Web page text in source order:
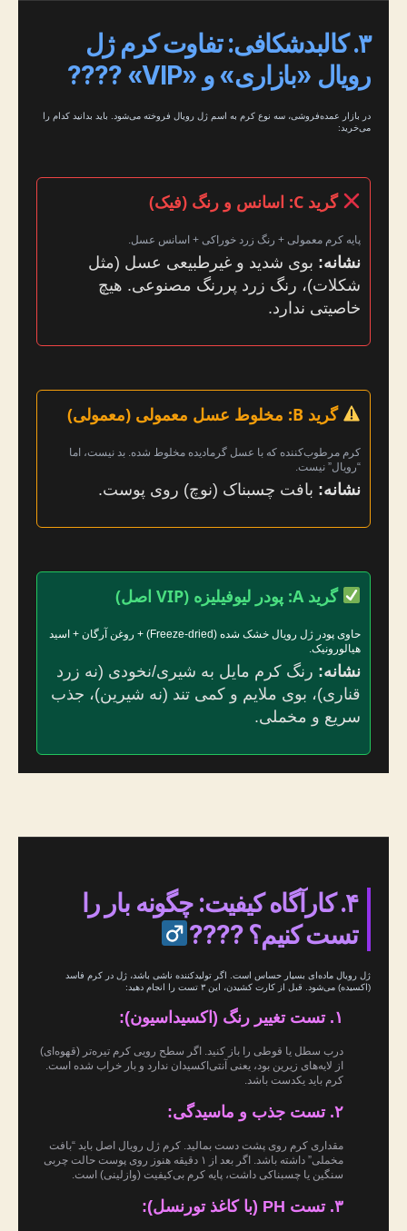
۳. کالبدشکافی: تفاوت کرم ژل
رویال «بازاری» و «VIP» ????
در بازار عمده‌فروشی، سه نوع کرم به اسم ژل رویال فروخته می‌شود. باید بدانید کدام را
می‌خرید:
گرید C: اسانس و رنگ (فیک)
پایه کرم معمولی + رنگ زرد خوراکی + اسانس عسل.
نشانه: بوی شدید و غیرطبیعی عسل (مثل
شکلات)، رنگ زرد پررنگ مصنوعی. هیچ
خاصیتی ندارد.
گرید B: مخلوط عسل معمولی (معمولی)
کرم مرطوب‌کننده که با عسل گرما‌دیده مخلوط شده. بد نیست، اما
“رویال” نیست.
نشانه: بافت چسبناک (نوچ) روی پوست.
گرید A: پودر لیوفیلیزه (VIP اصل)
حاوی پودر ژل رویال خشک شده (Freeze-dried) + روغن آرگان + اسید
هیالورونیک.
نشانه: رنگ کرم مایل به شیری/نخودی (نه زرد
قناری)، بوی ملایم و کمی تند (نه شیرین)، جذب
سریع و مخملی.
۴. کارآگاه کیفیت: چگونه بار را
تست کنیم؟ ????
ژل رویال ماده‌ای بسیار حساس است. اگر تولیدکننده ناشی باشد، ژل در کرم فاسد
(اکسیده) می‌شود. قبل از کارت کشیدن، این ۳ تست را انجام دهید:
۱. تست تغییر رنگ (اکسیداسیون):
درب سطل یا قوطی را باز کنید. اگر سطح رویی کرم تیره‌تر (قهوه‌ای)
از لایه‌های زیرین بود، یعنی آنتی‌اکسیدان ندارد و بار خراب شده است.
کرم باید یکدست باشد.
۲. تست جذب و ماسیدگی:
مقداری کرم روی پشت دست بمالید. کرم ژل رویال اصل باید “بافت
مخملی” داشته باشد. اگر بعد از ۱ دقیقه هنوز روی پوست حالت چربی
سنگین یا چسبناکی داشت، پایه کرم بی‌کیفیت (وازلینی) است.
۳. تست PH (با کاغذ تورنسل):